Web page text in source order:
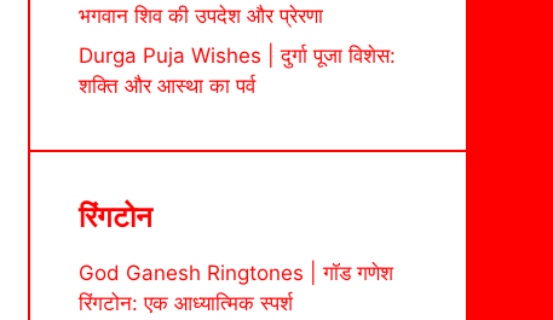
भगवान शिव की उपदेश और प्रेरणा
Durga Puja Wishes | दुर्गा पूजा विशेस:
शक्ति और आस्था का पर्व
रिंगटोन
God Ganesh Ringtones | गॉड गणेश
रिंगटोन: एक आध्यात्मिक स्पर्श